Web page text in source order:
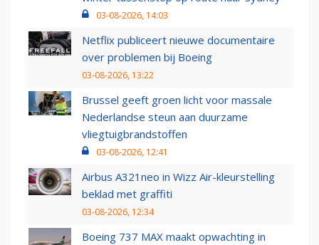
03-08-2026, 14:03
Netflix publiceert nieuwe documentaire
over problemen bij Boeing
03-08-2026, 13:22
Brussel geeft groen licht voor massale
Nederlandse steun aan duurzame
vliegtuigbrandstoffen
03-08-2026, 12:41
Airbus A321neo in Wizz Air-kleurstelling
beklad met graffiti
03-08-2026, 12:34
Boeing 737 MAX maakt opwachting in